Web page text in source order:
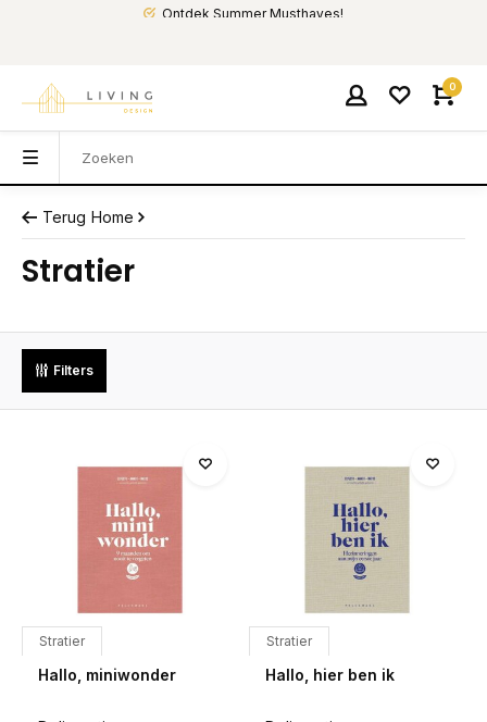
Ontdek Summer Musthaves!
0
Terug Home
Stratier
Filters
Stratier
Hallo, miniwonder
Stratier
Hallo, hier ben ik